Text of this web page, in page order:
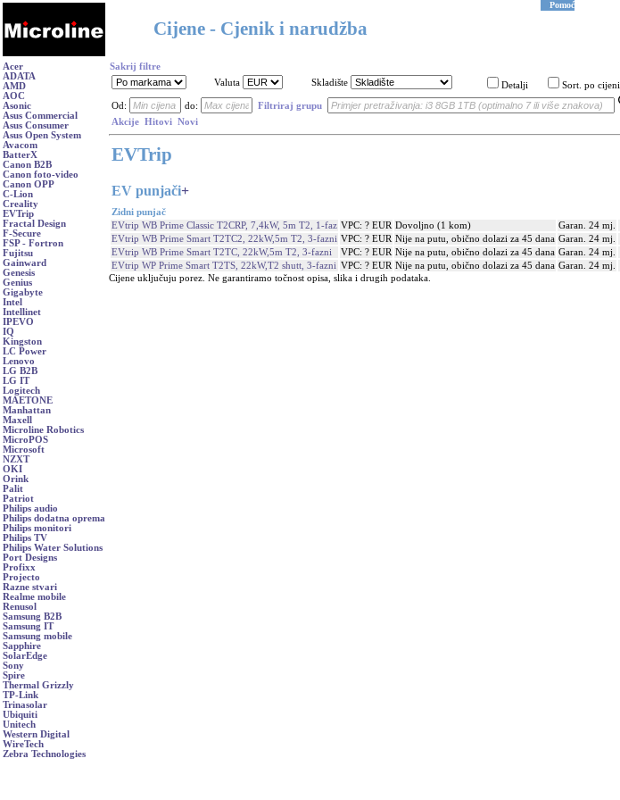
Cijene - Cjenik i narudžba
Pomoć
Acer
ADATA
AMD
AOC
Asonic
Asus Commercial
Asus Consumer
Asus Open System
Avacom
BatterX
Canon B2B
Canon foto-video
Canon OPP
C-Lion
Creality
EVTrip
Fractal Design
F-Secure
FSP - Fortron
Fujitsu
Gainward
Genesis
Genius
Gigabyte
Intel
Intellinet
IPEVO
IQ
Kingston
LC Power
Lenovo
LG B2B
LG IT
Logitech
MAETONE
Manhattan
Maxell
Microline Robotics
MicroPOS
Microsoft
NZXT
OKI
Orink
Palit
Patriot
Philips audio
Philips dodatna oprema
Philips monitori
Philips TV
Philips Water Solutions
Port Designs
Profixx
Projecto
Razne stvari
Realme mobile
Renusol
Samsung B2B
Samsung IT
Samsung mobile
Sapphire
SolarEdge
Sony
Spire
Thermal Grizzly
TP-Link
Trinasolar
Ubiquiti
Unitech
Western Digital
WireTech
Zebra Technologies
Sakrij filtre
Valuta
Skladište Detalji Sort. po cijeni
Od: do:
Filtriraj grupu
Akcije Hitovi Novi
EVTrip
EV punjači+
Zidni punjač
EVtrip WB Prime Classic T2CRP, 7,4kW, 5m T2, 1-faz VPC: ? EUR Dovoljno (1 kom)
Garan. 24 mj.
EVtrip WB Prime Smart T2TC2, 22kW,5m T2, 3-fazni VPC: ? EUR Nije na putu, obično dolazi za 45 dana Garan. 24 mj.
EVtrip WB Prime Smart T2TC, 22kW,5m T2, 3-fazni
VPC: ? EUR Nije na putu, obično dolazi za 45 dana Garan. 24 mj.
EVtrip WP Prime Smart T2TS, 22kW,T2 shutt, 3-fazni VPC: ? EUR Nije na putu, obično dolazi za 45 dana Garan. 24 mj.
Cijene uključuju porez. Ne garantiramo točnost opisa, slika i drugih podataka.